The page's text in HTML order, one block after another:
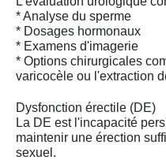
* Analyse du sperme
* Dosages hormonaux
* Examens d'imagerie
* Options chirurgicales
varicocèle ou l'extraction
Dysfonction érectile (DE)
La DE est l'incapacité
maintenir une érection
sexuel.